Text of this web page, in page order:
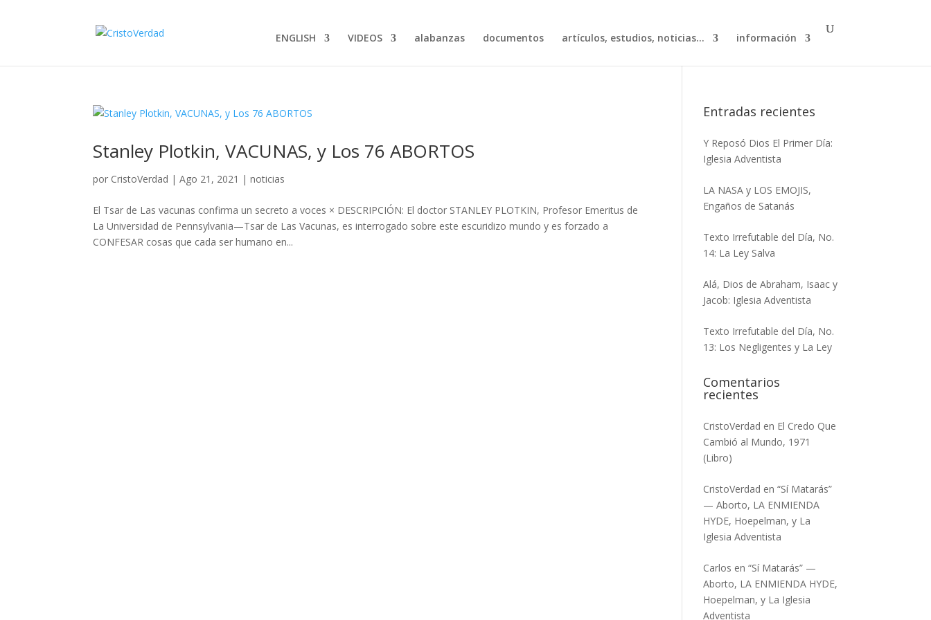
ENGLISH VIDEOS alabanzas documentos artículos, estudios, noticias… información
Stanley Plotkin, VACUNAS, y Los 76 ABORTOS
por CristoVerdad |Ago 21, 2021 |noticias
El Tsar de Las vacunas confirma un secreto a voces × DESCRIPCIÓN: El doctor STANLEY PLOTKIN, Profesor Emeritus de
La Universidad de Pennsylvania—Tsar de Las Vacunas, es interrogado sobre este escuridizo mundo y es forzado a
CONFESAR cosas que cada ser humano en...
Entradas recientes
Y Reposó Dios El Primer Día:
Iglesia Adventista
LA NASA y LOS EMOJIS,
Engaños de Satanás
Texto Irrefutable del Día, No.
14: La Ley Salva
Alá, Dios de Abraham, Isaac y
Jacob: Iglesia Adventista
Texto Irrefutable del Día, No.
13: Los Negligentes y La Ley
Comentarios
recientes
CristoVerdad en El Credo Que
Cambió al Mundo, 1971
(Libro)
CristoVerdad en“Sí Matarás”
— Aborto, LA ENMIENDA
HYDE, Hoepelman, y La
Iglesia Adventista
Carlos en“Sí Matarás” —
Aborto, LA ENMIENDA HYDE,
Hoepelman, y La Iglesia
Adventista